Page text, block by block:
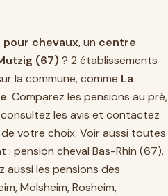
pour chevaux, un centre
(67) ? 2 établissements
la commune, comme La
. Comparez les pensions au pré,
les avis et contactez
votre choix. Voir aussi toutes
: pension cheval Bas-Rhin (67).
les pensions des
,Molsheim,Rosheim,